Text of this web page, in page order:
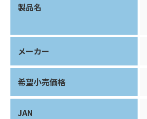
製品名
メーカー
希望小売価格
JAN